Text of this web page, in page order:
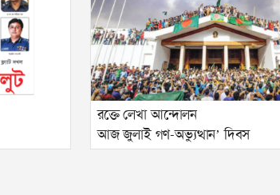
রক্তে লেখা আন্দোলন
আজ জুলাই গণ-অভ্যুত্থান’ দিবস